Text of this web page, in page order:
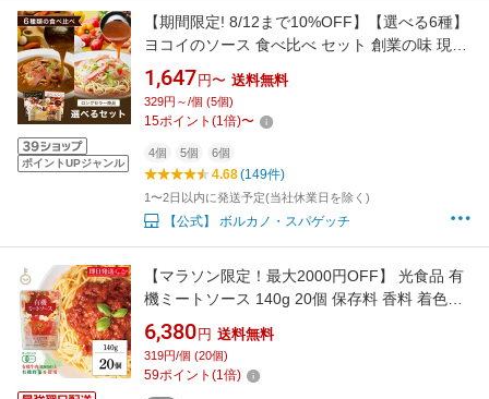
ポイントUPジャンル
【期間限定! 8/12まで10%OFF】【選べる6種】
ヨコイのソース 食べ比べ セット 創業の味 現在
の味 / 国産 ヨコイ 太麺 パスタ パスタソース パ
スタセット あんかけスパ あんかけパスタ あん
かけ レトルト レトルト食品 まとめ買い 詰め合
1,647 円〜 送料無料
329円～/個 (5個)
15ポイント (1倍)〜
4個 5個 6個
4.68(149件)
1〜2日以内に発送予定(当社休業日を除く)
【公式】 ボルカノ・スパゲッチ
【マラソン限定！最大2000円OFF】 光食品 有
機ミートソース 140g 20個 保存料 香料 着色料
化学調味料 増粘剤 たんぱく加水分解物 酵母エ
キス 無添加 ヒカリ 有機JAS 有機 オーガニック
ソース パスタ ミートソース グラタン オムレツ
6,380 円 送料無料
319円/個 (20個)
59ポイント (1倍)